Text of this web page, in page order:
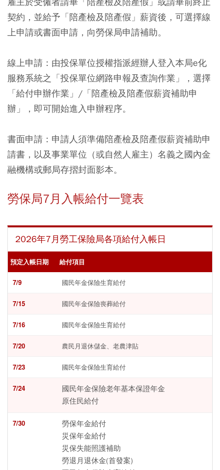
契約，並給予「陪產檢及陪產假」薪資後，可選擇線
上申請或書面申請，向勞保局申請補助。
線上申請：由投保單位授權指派經辦人登入本局e化
服務系統之「投保單位網路申報及查詢作業」，選擇
「給付申辦作業」/「陪產檢及陪產假薪資補助申
辦」，即可開始進入申辦程序。
書面申請：申請人須準備陪產檢及陪產假薪資補助申
請書，以及事業單位（或自然人雇主）名義之國內金
融機構或郵局存摺封面影本。
勞保局7月入帳給付一覽表
2026年7月勞工保險局各項給付入帳日
預定入帳日期 給付項目
7/9 國民年金保險生育給付
7/15 國民年金保險喪葬給付
7/16 國民年金保險生育給付
7/20 農民月退休儲金、老農津貼
7/23 國民年金保險生育給付
7/24
國民年金保險老年基本保證年金
原住民給付
7/30
勞保年金給付
災保年金給付
災保失能照護補助
勞退月退休金(首發案)